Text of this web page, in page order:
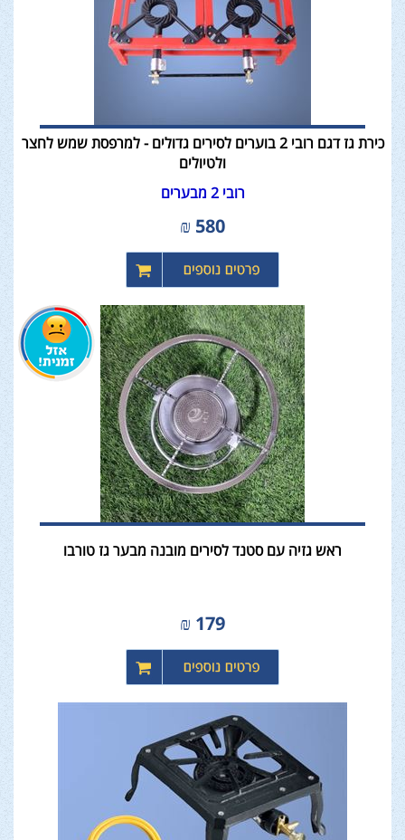
כירת גז דגם רובי 2 בוערים לסירים גדולים - למרפסת שמש לחצר
ולטיולים
רובי 2 מבערים
580
₪
ראש גזיה עם סטנד לסירים מובנה מבער גז טורבו
179
₪